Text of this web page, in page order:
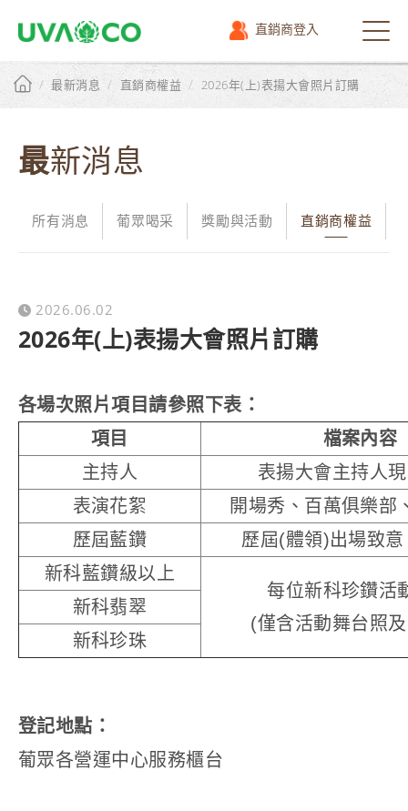
直銷商登入
選
單
/ 最新消息 / 直銷商權益 / 2026年(上)表揚大會照片訂購
最新消息
所有消息 葡眾喝采 獎勵與活動 直銷商權益
2026.06.02
2026年(上)表揚大會照片訂購
各場次照片項目請參照下表：
項目
檔案內容
主持人
表揚大會主持人
表演花絮
開場秀、百萬俱樂部
歷屆藍鑽
歷屆(體領)出場致
新科藍鑽級以上
每位新科珍鑽活
(僅含活動舞台照
新科翡翠
新科珍珠
登記地點：
葡眾各營運中心服務櫃台